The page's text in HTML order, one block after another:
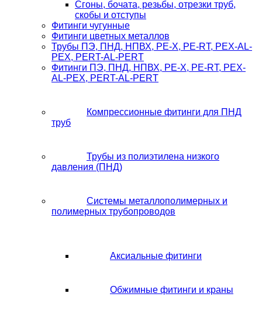
Сгоны, бочата, резьбы, отрезки труб,
скобы и отступы
Фитинги чугунные
Фитинги цветных металлов
Трубы ПЭ, ПНД, НПВХ, PE-X, PE-RT, PEX-AL-
PEX, PERT-AL-PERT
Фитинги ПЭ, ПНД, НПВХ, PE-X, PE-RT, PEX-
AL-PEX, PERT-AL-PERT
Компрессионные фитинги для ПНД
труб
Трубы из полиэтилена низкого
давления (ПНД)
Системы металлополимерных и
полимерных трубопроводов
Аксиальные фитинги
Обжимные фитинги и краны